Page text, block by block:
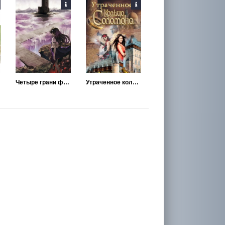
Четыре грани финала Утраченное кольцо Соломона